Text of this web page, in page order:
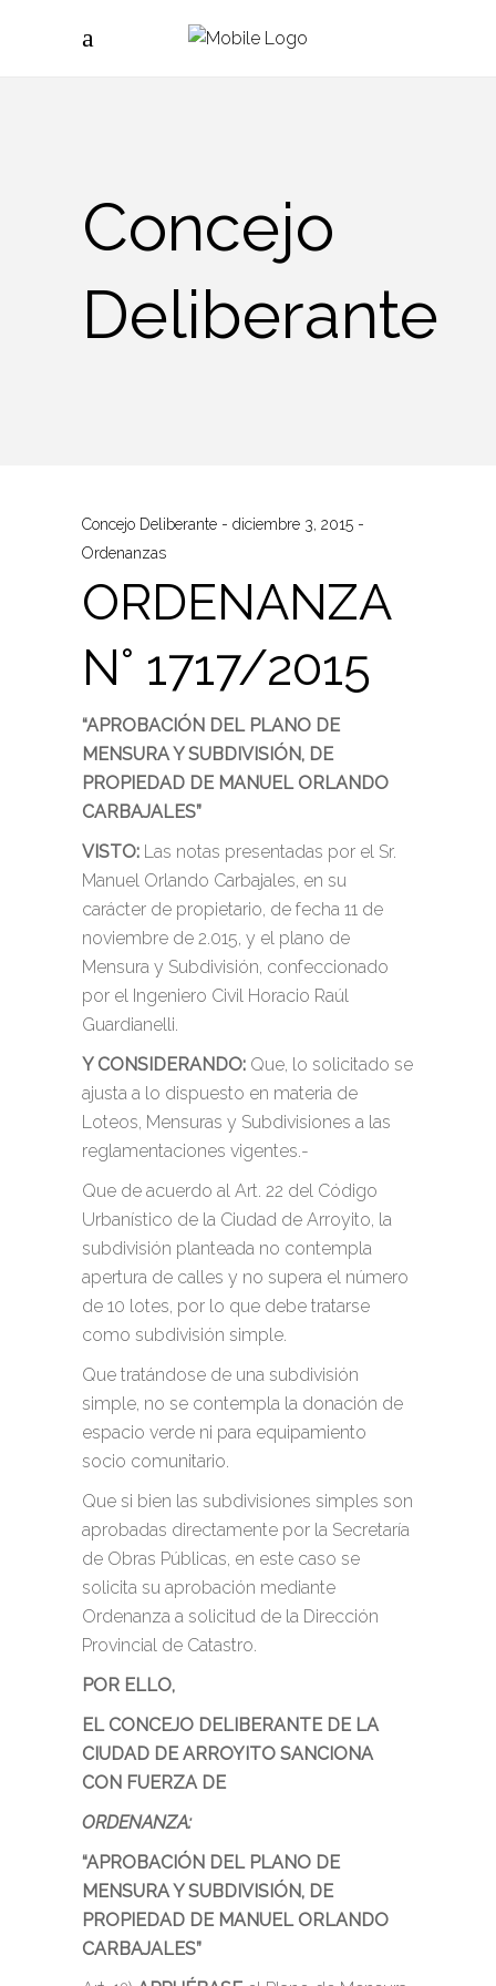
Concejo
Deliberante
Concejo Deliberante
diciembre 3, 2015
Ordenanzas
ORDENANZA
N° 1717/2015
“APROBACIÓN DEL PLANO DE
MENSURA Y SUBDIVISIÓN, DE
PROPIEDAD DE MANUEL ORLANDO
CARBAJALES”
VISTO: Las notas presentadas por el Sr.
Manuel Orlando Carbajales, en su
carácter de propietario, de fecha 11 de
noviembre de 2.015, y el plano de
Mensura y Subdivisión, confeccionado
por el Ingeniero Civil Horacio Raúl
Guardianelli.
Y CONSIDERANDO: Que, lo solicitado se
ajusta a lo dispuesto en materia de
Loteos, Mensuras y Subdivisiones a las
reglamentaciones vigentes.-
Que de acuerdo al Art. 22 del Código
Urbanístico de la Ciudad de Arroyito, la
subdivisión planteada no contempla
apertura de calles y no supera el número
de 10 lotes, por lo que debe tratarse
como subdivisión simple.
Que tratándose de una subdivisión
simple, no se contempla la donación de
espacio verde ni para equipamiento
socio comunitario.
Que si bien las subdivisiones simples son
aprobadas directamente por la Secretaría
de Obras Públicas, en este caso se
solicita su aprobación mediante
Ordenanza a solicitud de la Dirección
Provincial de Catastro.
POR ELLO,
EL CONCEJO DELIBERANTE DE LA
CIUDAD DE ARROYITO SANCIONA
CON FUERZA DE
ORDENANZA:
“APROBACIÓN DEL PLANO DE
MENSURA Y SUBDIVISIÓN, DE
PROPIEDAD DE MANUEL ORLANDO
CARBAJALES”